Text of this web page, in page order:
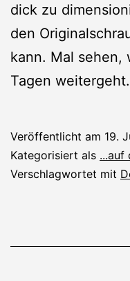
dick zu
den
kann. Mal sehen,
Tagen weitergeht.
Veröffentlicht am 19.
Kategorisiert als ...auf
Verschlagwortet mit